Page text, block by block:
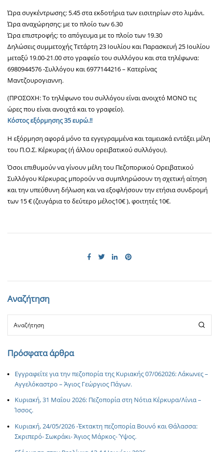
Ώρα συγκέντρωσης: 5.45 στα εκδοτήρια των εισιτηρίων στο λιμάνι.
Ώρα αναχώρησης: με το πλοίο των 6.30
Ώρα επιστροφής: το απόγευμα με το πλοίο των 19.30
Δηλώσεις συμμετοχής Τετάρτη 23 Ιουλίου και Παρασκευή 25 Ιουλίου
μεταξύ 19.00-21.00 στο γραφείο του συλλόγου και στα τηλέφωνα:
6980944576 -Συλλόγου και 6977144216 – Κατερίνας
Μαντζουρογιαννη.
(ΠΡΟΣΟΧΗ: Το τηλέφωνο του συλλόγου είναι ανοιχτό ΜΟΝΟ τις
ώρες που είναι ανοιχτά και το γραφείο).
Κόστος εξόρμησης 35 ευρώ.!!
Η εξόρμηση αφορά μόνο τα εγγεγραμμένα και ταμειακά εντάξει μέλη
του Π.Ο.Σ. Κέρκυρας (ή άλλου ορειβατικού συλλόγου).
Όσοι επιθυμούν να γίνουν μέλη του Πεζοπορικού Ορειβατικού
Συλλόγου Κέρκυρας μπορούν να συμπληρώσουν τη σχετική αίτηση
και την υπεύθυνη δήλωση και να εξοφλήσουν την ετήσια συνδρομή
των 15 € (ζευγάρια το δεύτερο μέλος10€ ), φοιτητές 10€.
Αναζήτηση
Πρόσφατα άρθρα
Εγγραφείτε για την πεζοπορία της Κυριακής 07/062026: Λάκωνες –
Αγγελόκαστρο – Άγιος Γεώργιος Πάγων.
Κυριακή, 31 Μαΐου 2026: Πεζοπορία στη Νότια Κέρκυρα/Λίνια –
Ίσσος.
Κυριακή, 24/05/2026 -Έκτακτη πεζοπορία Βουνό και Θάλασσα:
Σκριπερό- Σωκράκι- Άγιος Μάρκος- Ύψος.